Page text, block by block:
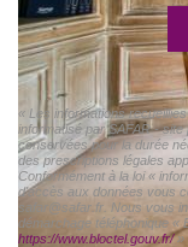
« Les informations
informatisé par SAFAR -
conservées pour la durée
des prescriptions légales
Conformément à la loi «
d'accès aux données vous
safar@safar.fr. Nous vous
démarchage téléphonique «
https://www.bloctel.gouv.fr/»